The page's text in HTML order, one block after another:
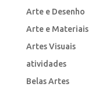
Arte e Desenho
Arte e Materiais
Artes Visuais
atividades
Belas Artes